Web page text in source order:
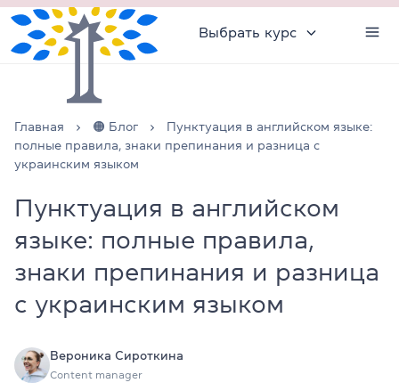
Выбрать курс
Главная 🟠 Блог
Пунктуация в английском языке:
полные правила, знаки препинания и разница с
украинским языком
Пунктуация в английском
языке: полные правила,
знаки препинания и разница
с украинским языком
Вероника Сироткина
Content manager